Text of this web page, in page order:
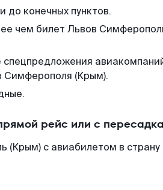
конечных пунктов.
чем билет Львов
Симферополя (Крым).
рейс или с
(Крым) с авиабилетом в страну